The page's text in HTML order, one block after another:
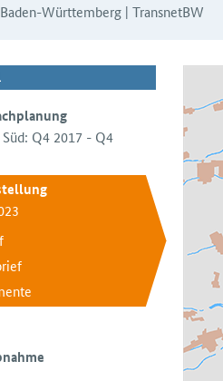
Württemberg | TransnetBW
Q4 2017 - Q4